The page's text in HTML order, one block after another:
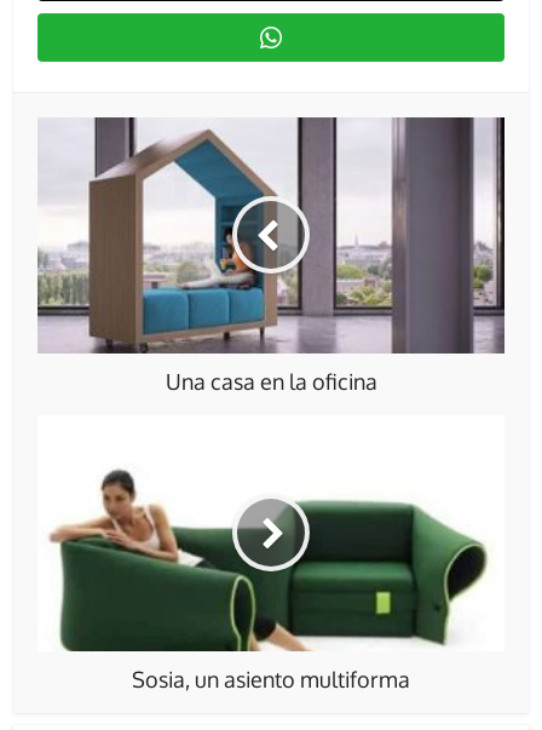
Una casa en la oficina
Sosia, un asiento multiforma